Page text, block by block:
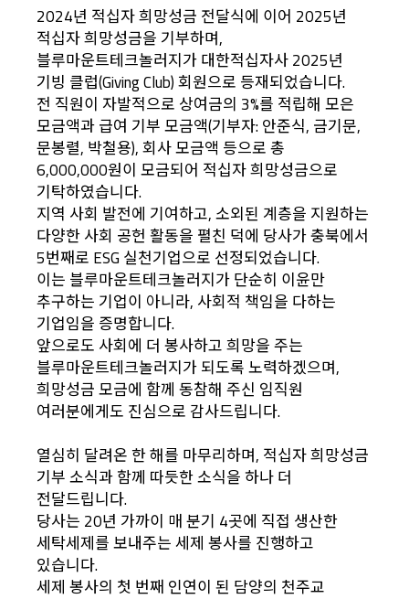
2024년 적십자 희망성금 전달식에 이어 2025년
적십자 희망성금을 기부하며,
블루마운트테크놀러지가 대한적십자사 2025년
기빙 클럽(Giving Club) 회원으로 등재되었습니다.
전 직원이 자발적으로 상여금의 3%를 적립해 모은
모금액과 급여 기부 모금액(기부자: 안준식, 금기문,
문봉렬, 박철용), 회사 모금액 등으로 총
6,000,000원이 모금되어 적십자 희망성금으로
기탁하였습니다.
지역 사회 발전에 기여하고, 소외된 계층을 지원하는
다양한 사회 공헌 활동을 펼친 덕에 당사가 충북에서
5번째로 ESG 실천기업으로 선정되었습니다.
이는 블루마운트테크놀러지가 단순히 이윤만
추구하는 기업이 아니라, 사회적 책임을 다하는
기업임을 증명합니다.
앞으로도 사회에 더 봉사하고 희망을 주는
블루마운트테크놀러지가 되도록 노력하겠으며,
희망성금 모금에 함께 동참해 주신 임직원
여러분에게도 진심으로 감사드립니다.
열심히 달려온 한 해를 마무리하며, 적십자 희망성금
기부 소식과 함께 따듯한 소식을 하나 더
전달드립니다.
당사는 20년 가까이 매 분기 4곳에 직접 생산한
세탁세제를 보내주는 세제 봉사를 진행하고
있습니다.
세제 봉사의 첫 번째 인연이 된 담양의 천주교